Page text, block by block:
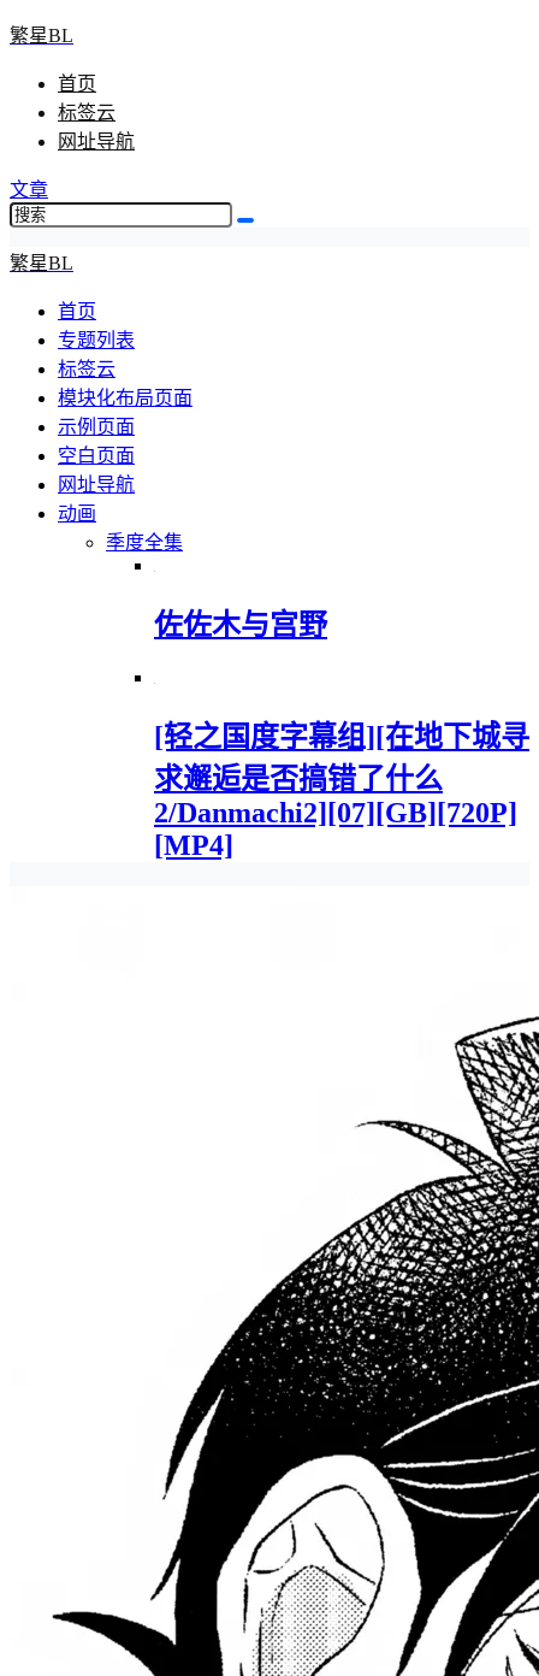
繁星BL
首页
标签云
网址导航
文章
繁星BL
首页
专题列表
标签云
模块化布局页面
示例页面
空白页面
网址导航
动画
季度全集
佐佐木与宫野
[轻之国度字幕组][在地下城寻
求邂逅是否搞错了什么
2/Danmachi2][07][GB][720P]
[MP4]